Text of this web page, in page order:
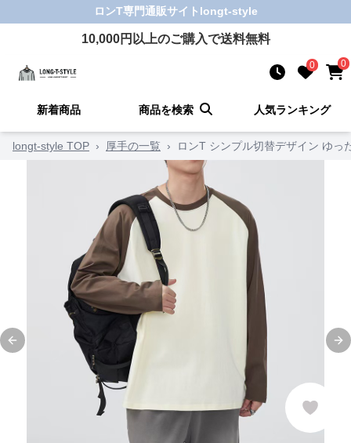
ロンT専門通販サイト longt-style
10,000円以上のご購入で送料無料
0 0
新着商品 商品を検索 人気ランキング
longt-style TOP › 厚手の一覧 › ロンT シンプル切替デザイン ゆっ
Previous slide